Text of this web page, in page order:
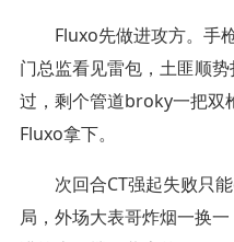
Fluxo先做进攻方。手
门总监看见雷包，土匪顺
过，剩个管道broky一把双
Fluxo拿下。
次回合CT强起失败只
局，外场大表哥炸烟一换